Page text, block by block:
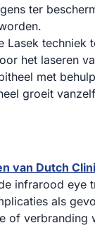
ter
het laseren
met
groeit
van Dutch
infrarood
als
of verbranding